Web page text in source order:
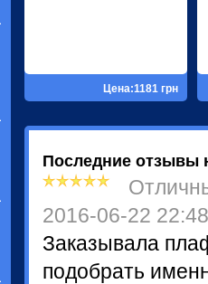
Цена:1181 грн
Последние отзывы
2016-06-22 22:48
Заказывала
подобрать